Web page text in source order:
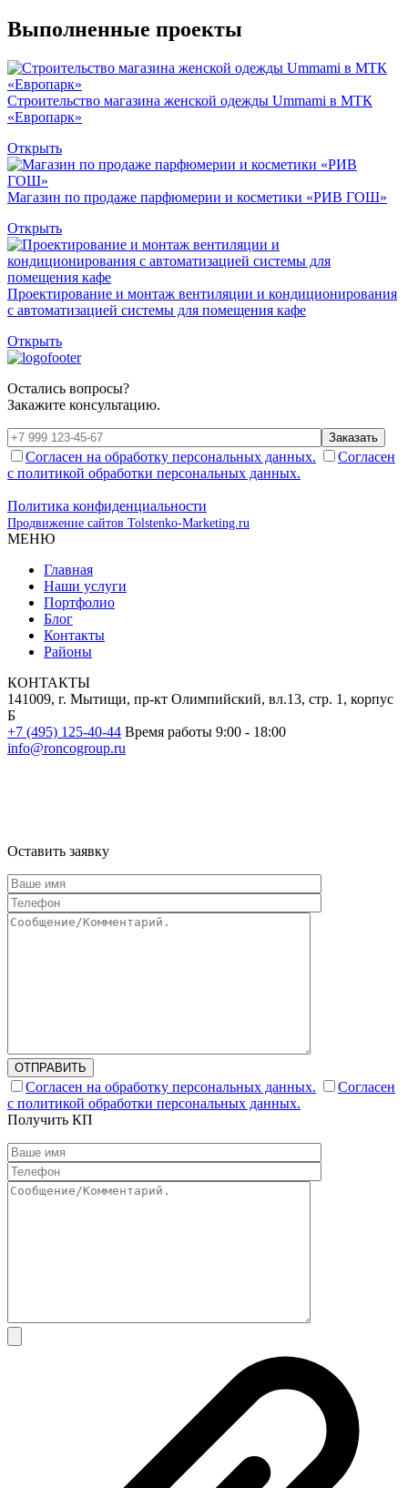
Выполненные проекты
Строительство магазина женской одежды Ummami в МТК
«Европарк»
Открыть
Магазин по продаже парфюмерии и косметики «РИВ ГОШ»
Открыть
Проектирование и монтаж вентиляции и кондиционирования
с автоматизацией системы для помещения кафе
Открыть
Остались вопросы?
Закажите консультацию.
Заказать
Согласен на обработку персональных данных.
Согласен
с политикой обработки персональных данных.
Политика конфиденциальности
Продвижение сайтов Tolstenko-Marketing.ru
МЕНЮ
Главная
Наши услуги
Портфолио
Блог
Контакты
Районы
КОНТАКТЫ
141009, г. Мытищи, пр-кт Олимпийский, вл.13, стр. 1, корпус
Б
+7 (495) 125-40-44 Время работы 9:00 - 18:00
info@roncogroup.ru
Оставить заявку
ОТПРАВИТЬ
Согласен на обработку персональных данных.
Согласен
с политикой обработки персональных данных.
Получить КП